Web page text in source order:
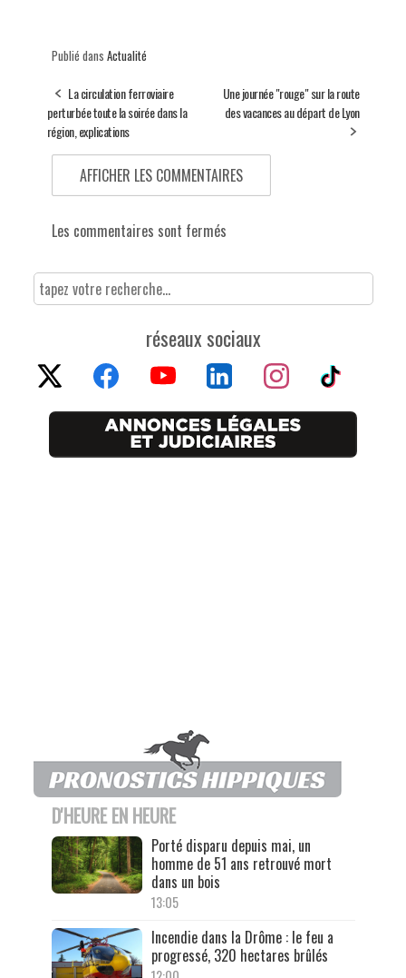
Publié dans Actualité
La circulation ferroviaire
perturbée toute la soirée dans la
région, explications
Une journée "rouge" sur la route
des vacances au départ de Lyon
AFFICHER LES COMMENTAIRES
Les commentaires sont fermés
réseaux sociaux
D'HEURE EN HEURE
Porté disparu depuis mai, un
homme de 51 ans retrouvé mort
dans un bois
13:05
Incendie dans la Drôme : le feu a
progressé, 320 hectares brûlés